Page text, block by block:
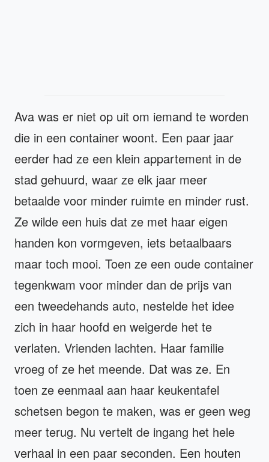
Ava was er niet op uit om iemand te worden
die in een container woont. Een paar jaar
eerder had ze een klein appartement in de
stad gehuurd, waar ze elk jaar meer
betaalde voor minder ruimte en minder rust.
Ze wilde een huis dat ze met haar eigen
handen kon vormgeven, iets betaalbaars
maar toch mooi. Toen ze een oude container
tegenkwam voor minder dan de prijs van
een tweedehands auto, nestelde het idee
zich in haar hoofd en weigerde het te
verlaten. Vrienden lachten. Haar familie
vroeg of ze het meende. Dat was ze. En
toen ze eenmaal aan haar keukentafel
schetsen begon te maken, was er geen weg
meer terug. Nu vertelt de ingang het hele
verhaal in een paar seconden. Een houten